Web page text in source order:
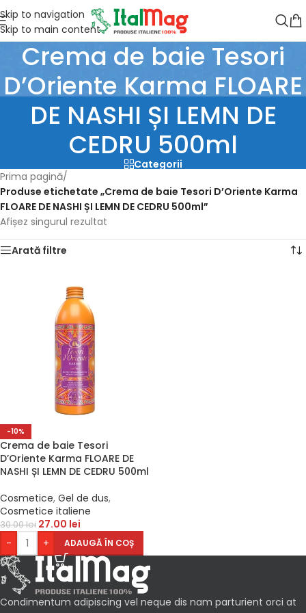
Skip to navigation
Skip to main content
Crema de baie Tesori
D’Oriente Karma FLOARE
DE NASHI ȘI LEMN DE
CEDRU 500ml
Categorii
Prima pagină/
Produse etichetate „Crema de baie Tesori D’Oriente Karma
FLOARE DE NASHI ȘI LEMN DE CEDRU 500ml”
Afișez singurul rezultat
Arată filtre
-10%
Crema de baie Tesori
D’Oriente Karma FLOARE DE
NASHI ȘI LEMN DE CEDRU 500ml
Cosmetice, Gel de dus,
Cosmetice italiene
30.00lei 27.00 lei
-
+ ADAUGĂ ÎN COȘ
Condimentum adipiscing vel neque dis nam parturient orci at